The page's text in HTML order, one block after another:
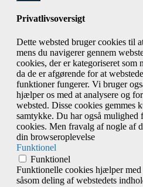
Privatlivsoversigt
Dette websted bruger cookies til
mens du navigerer gennem
cookies, der er kategoriseret som
da de er afgørende for at
funktioner fungerer. Vi bruger
hjælper os med at analysere og
websted. Disse cookies gemmes
samtykke. Du har også mulighed
cookies. Men fravalg af nogle af
din browseroplevelse
Funktionel
Funktionel
Funktionelle cookies hjælper
såsom deling af webstedets